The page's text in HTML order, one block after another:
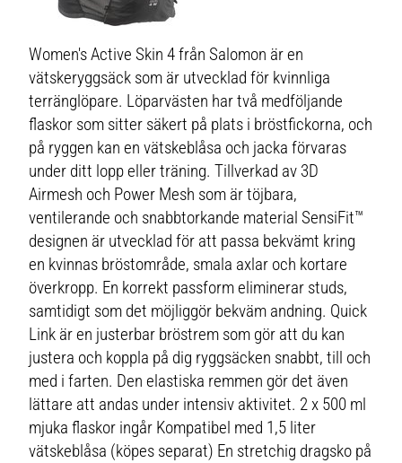
Women's Active Skin 4 från Salomon är en
vätskeryggsäck som är utvecklad för kvinnliga
terränglöpare. Löparvästen har två medföljande
flaskor som sitter säkert på plats i bröstfickorna, och
på ryggen kan en vätskeblåsa och jacka förvaras
under ditt lopp eller träning. Tillverkad av 3D
Airmesh och Power Mesh som är töjbara,
ventilerande och snabbtorkande material SensiFit™
designen är utvecklad för att passa bekvämt kring
en kvinnas bröstområde, smala axlar och kortare
överkropp. En korrekt passform eliminerar studs,
samtidigt som det möjliggör bekväm andning. Quick
Link är en justerbar bröstrem som gör att du kan
justera och koppla på dig ryggsäcken snabbt, till och
med i farten. Den elastiska remmen gör det även
lättare att andas under intensiv aktivitet. 2 x 500 ml
mjuka flaskor ingår Kompatibel med 1,5 liter
vätskeblåsa (köpes separat) En stretchig dragsko på